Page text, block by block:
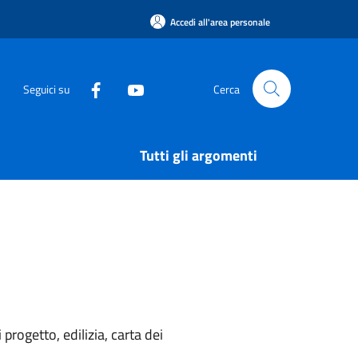
Accedi all'area personale
Seguici su Cerca
Tutti gli argomenti
edilizia, carta dei